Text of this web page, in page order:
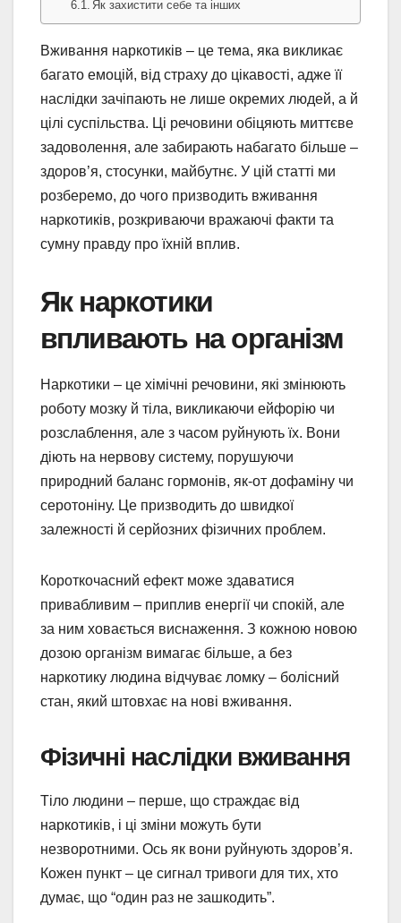
Як захистити себе та інших
Вживання наркотиків – це тема, яка викликає
багато емоцій, від страху до цікавості, адже її
наслідки зачіпають не лише окремих людей, а й
цілі суспільства. Ці речовини обіцяють миттєве
задоволення, але забирають набагато більше –
здоров’я, стосунки, майбутнє. У цій статті ми
розберемо, до чого призводить вживання
наркотиків, розкриваючи вражаючі факти та
сумну правду про їхній вплив.
Як наркотики
впливають на організм
Наркотики – це хімічні речовини, які змінюють
роботу мозку й тіла, викликаючи ейфорію чи
розслаблення, але з часом руйнують їх. Вони
діють на нервову систему, порушуючи
природний баланс гормонів, як-от дофаміну чи
серотоніну. Це призводить до швидкої
залежності й серйозних фізичних проблем.
Короткочасний ефект може здаватися
привабливим – приплив енергії чи спокій, але
за ним ховається виснаження. З кожною новою
дозою організм вимагає більше, а без
наркотику людина відчуває ломку – болісний
стан, який штовхає на нові вживання.
Фізичні наслідки вживання
Тіло людини – перше, що страждає від
наркотиків, і ці зміни можуть бути
незворотними. Ось як вони руйнують здоров’я.
Кожен пункт – це сигнал тривоги для тих, хто
думає, що “один раз не зашкодить”.